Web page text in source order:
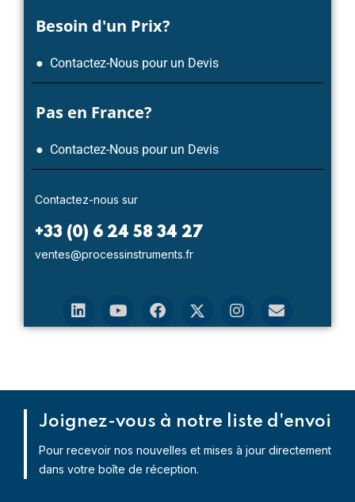
Besoin d'un Prix?
● Contactez-Nous pour un Devis
Pas en France?
● Contactez-Nous pour un Devis
Contactez-nous sur
+33 (0) 6 24 58 34 27
ventes@processinstruments.fr
Joignez-vous à notre liste d'envoi
Pour recevoir nos nouvelles et mises à jour directement
dans votre boîte de réception.